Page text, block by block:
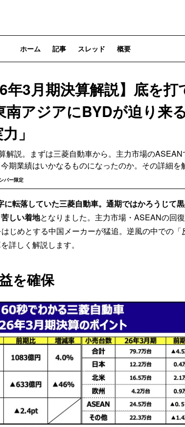
ホーム 記事 スレッド 概要
年3月期決算解説】底を
南アジアにBYDが迫り来
」
解説。まずは三菱自動車から。主力市場の
期業績はいかなるものになったのか。その詳細を
バー限定
に転落していた三菱自動車。通期ではかろうじて
しい着地となりました。主力市場・ASEANの回
じめとする中国メーカーが猛追。逆風の中での
詳しく解説します。
を確保